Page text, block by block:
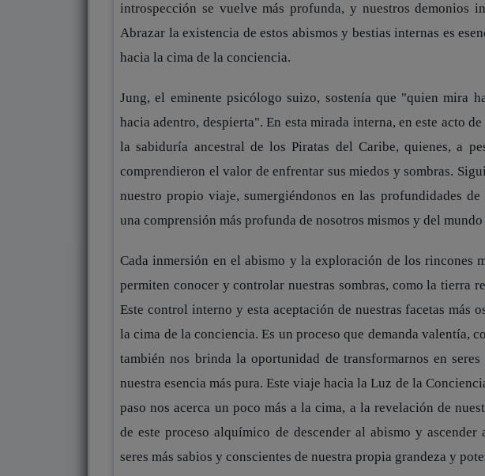
introspección se vuelve más profunda, y nuestros demonios
Abrazar la existencia de estos abismos y bestias internas es
hacia la cima de la conciencia.
Jung, el eminente psicólogo suizo, sostenía que "quien mira
hacia adentro, despierta". En esta mirada interna, en este acto
la sabiduría ancestral de los Piratas del Caribe, quienes, a
comprendieron el valor de enfrentar sus miedos y sombras.
nuestro propio viaje, sumergiéndonos en las profundidades de
una comprensión más profunda de nosotros mismos y del mundo
Cada inmersión en el abismo y la exploración de los rincones
permiten conocer y controlar nuestras sombras, como la tierra
Este control interno y esta aceptación de nuestras facetas más
la cima de la conciencia. Es un proceso que demanda valentía,
también nos brinda la oportunidad de transformarnos en
nuestra esencia más pura.Este viaje hacia la Luz de la
paso nos acerca un poco más a la cima, a la revelación de
de este proceso alquímico de descender al abismo y
seres más sabios y conscientes de nuestra propia grandeza y